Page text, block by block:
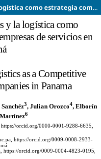
La fidelización de clientes y la logística como estrategia competitiva en las empresas de servicios en Panamá